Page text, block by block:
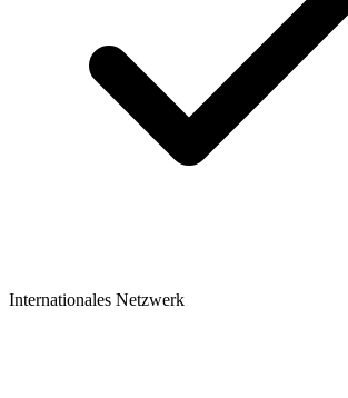
Internationales Netzwerk